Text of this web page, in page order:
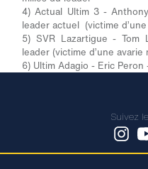
4) Actual Ultim 3 -
leader actuel (victime
5) SVR Lazartigue - Tom
leader (victime d’une
6) Ultim Adagio - Eric
Suivez